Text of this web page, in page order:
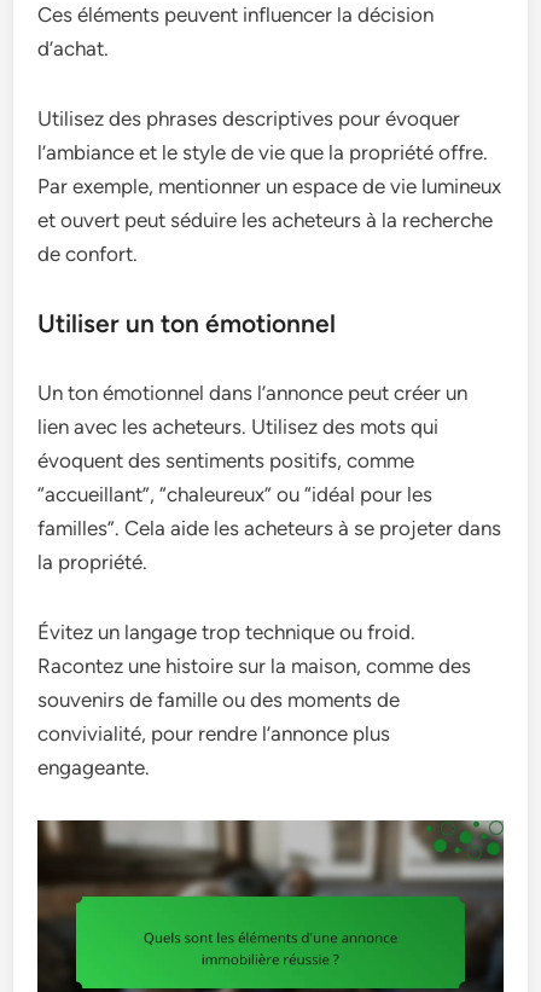
Ces éléments peuvent influencer la décision
d’achat.
Utilisez des phrases descriptives pour évoquer
l’ambiance et le style de vie que la propriété offre.
Par exemple, mentionner un espace de vie lumineux
et ouvert peut séduire les acheteurs à la recherche
de confort.
Utiliser un ton émotionnel
Un ton émotionnel dans l’annonce peut créer un
lien avec les acheteurs. Utilisez des mots qui
évoquent des sentiments positifs, comme
“accueillant”, “chaleureux” ou “idéal pour les
familles”. Cela aide les acheteurs à se projeter dans
la propriété.
Évitez un langage trop technique ou froid.
Racontez une histoire sur la maison, comme des
souvenirs de famille ou des moments de
convivialité, pour rendre l’annonce plus
engageante.